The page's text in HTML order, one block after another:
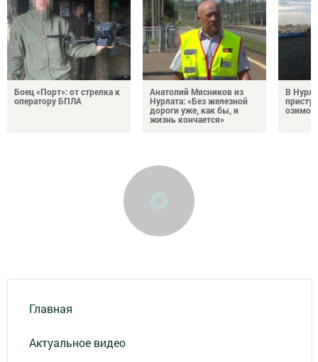
Боец «Порт»: от стрелка к
оператору БПЛА
Анатолий Мясников из
Нурлата: «Без железной
дороги уже, как бы, и
жизнь кончается»
В
Главная
Актуальное видео